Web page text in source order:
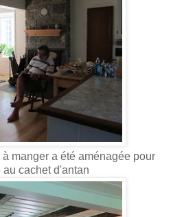
manger a été aménagée pour
cachet d'antan